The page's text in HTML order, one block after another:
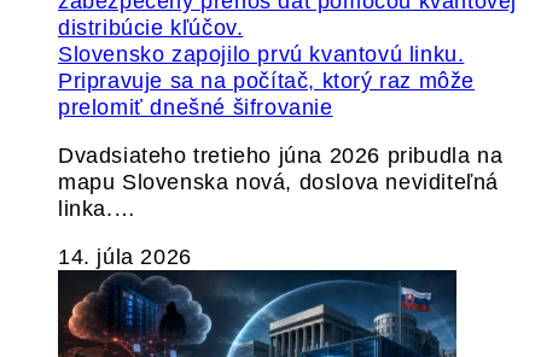
Slovensko zapojilo prvú kvantovú linku.
Pripravuje sa na počítač, ktorý raz môže
prelomiť dnešné šifrovanie
Dvadsiateho tretieho júna 2026 pribudla na
mapu Slovenska nová, doslova neviditeľná
linka.…
14. júla 2026